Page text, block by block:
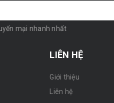
mại nhanh nhất
LIÊN HỆ
Giới thiệu
Liên hệ